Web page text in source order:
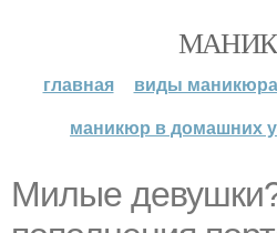
главная виды маникюра
маникюр в домашних
Милые